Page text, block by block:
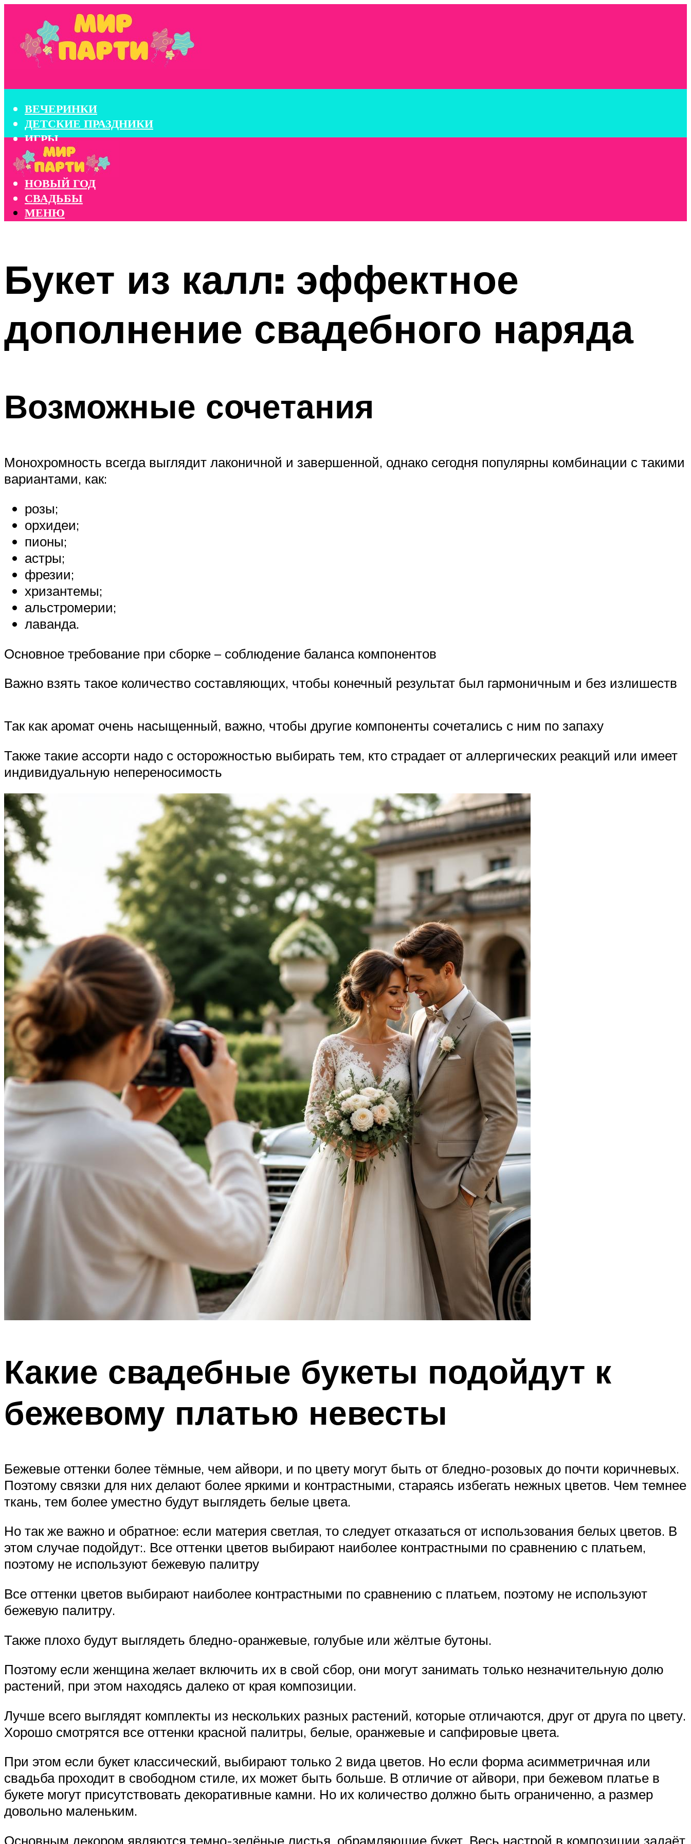
ВЕЧЕРИНКИ
ДЕТСКИЕ ПРАЗДНИКИ
ИГРЫ
КОНКУРСЫ
КОРПОРАТИВЫ
НОВЫЙ ГОД
СВАДЬБЫ
МЕНЮ
Букет из калл: эффектное
дополнение свадебного наряда
Возможные сочетания
Монохромность всегда выглядит лаконичной и завершенной, однако сегодня популярны комбинации с такими
вариантами, как:
розы;
орхидеи;
пионы;
астры;
фрезии;
хризантемы;
альстромерии;
лаванда.
Основное требование при сборке – соблюдение баланса компонентов
Важно взять такое количество составляющих, чтобы конечный результат был гармоничным и без излишеств
Так как аромат очень насыщенный, важно, чтобы другие компоненты сочетались с ним по запаху
Также такие ассорти надо с осторожностью выбирать тем, кто страдает от аллергических реакций или имеет
индивидуальную непереносимость
Какие свадебные букеты подойдут к
бежевому платью невесты
Бежевые оттенки более тёмные, чем айвори, и по цвету могут быть от бледно-розовых до почти коричневых.
Поэтому связки для них делают более яркими и контрастными, стараясь избегать нежных цветов. Чем темнее
ткань, тем более уместно будут выглядеть белые цвета.
Но так же важно и обратное: если материя светлая, то следует отказаться от использования белых цветов. В
этом случае подойдут:. Все оттенки цветов выбирают наиболее контрастными по сравнению с платьем,
поэтому не используют бежевую палитру
Все оттенки цветов выбирают наиболее контрастными по сравнению с платьем, поэтому не используют
бежевую палитру.
Также плохо будут выглядеть бледно-оранжевые, голубые или жёлтые бутоны.
Поэтому если женщина желает включить их в свой сбор, они могут занимать только незначительную долю
растений, при этом находясь далеко от края композиции.
Лучше всего выглядят комплекты из нескольких разных растений, которые отличаются, друг от друга по цвету.
Хорошо смотрятся все оттенки красной палитры, белые, оранжевые и сапфировые цвета.
При этом если букет классический, выбирают только 2 вида цветов. Но если форма асимметричная или
свадьба проходит в свободном стиле, их может быть больше. В отличие от айвори, при бежевом платье в
букете могут присутствовать декоративные камни. Но их количество должно быть ограниченно, а размер
довольно маленьким.
Основным декором являются темно-зелёные листья, обрамляющие букет. Весь настрой в композиции задаёт